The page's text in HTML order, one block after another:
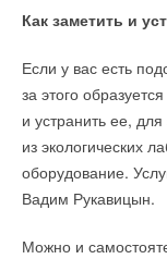
Как заметить и
Если у вас есть
за этого
и устранить ее,
из экологических
оборудование.
Вадим Рукавицын.
Можно и